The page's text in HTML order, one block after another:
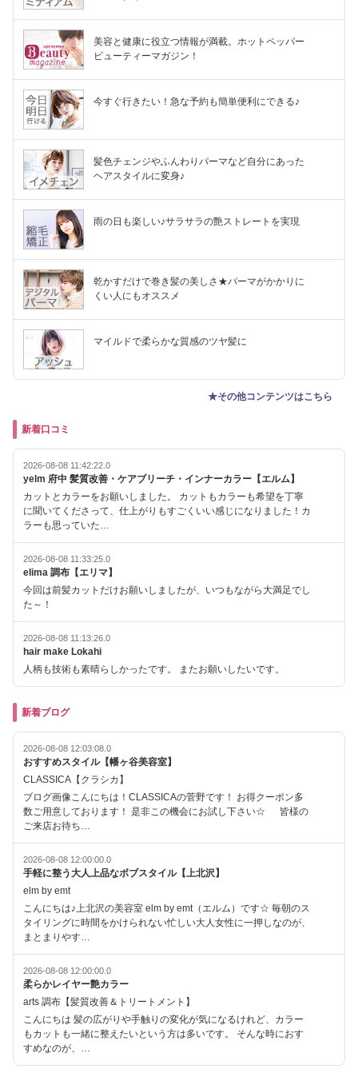
美容と健康に役立つ情報が満載。ホットペッパー
ビューティーマガジン！
今すぐ行きたい！急な予約も簡単便利にできる♪
髪色チェンジやふんわりパーマなど自分にあった
ヘアスタイルに変身♪
雨の日も楽しい♪サラサラの艶ストレートを実現
乾かすだけで巻き髪の美しさ★パーマがかかりに
くい人にもオススメ
マイルドで柔らかな質感のツヤ髪に
★その他コンテンツはこちら
新着口コミ
2026-08-08 11:42:22.0
yelm 府中 髪質改善・ケアブリーチ・インナーカラー【エルム】
カットとカラーをお願いしました。 カットもカラーも希望を丁寧
に聞いてくださって、仕上がりもすごくいい感じになりました！カ
ラーも思っていた…
2026-08-08 11:33:25.0
elima 調布【エリマ】
今回は前髪カットだけお願いしましたが、いつもながら大満足でし
た～！
2026-08-08 11:13:26.0
hair make Lokahi
人柄も技術も素晴らしかったです。 またお願いしたいです。
新着ブログ
2026-08-08 12:03:08.0
おすすめスタイル【幡ヶ谷美容室】
CLASSICA【クラシカ】
ブログ画像こんにちは！CLASSICAの菅野です！ お得クーポン多
数ご用意しております！ 是非この機会にお試し下さい☆ 皆様の
ご来店お待ち…
2026-08-08 12:00:00.0
手軽に整う大人上品なボブスタイル【上北沢】
elm by emt
こんにちは♪上北沢の美容室 elm by emt（エルム）です☆ 毎朝のス
タイリングに時間をかけられない忙しい大人女性に一押しなのが、
まとまりやす…
2026-08-08 12:00:00.0
柔らかレイヤー艶カラー
arts 調布【髪質改善＆トリートメント】
こんにちは 髪の広がりや手触りの変化が気になるけれど、カラー
もカットも一緒に整えたいという方は多いです。 そんな時におす
すめなのが、…